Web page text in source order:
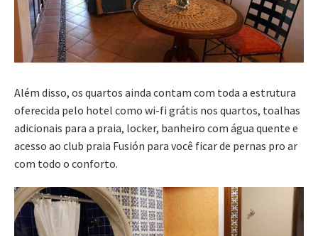
Além disso, os quartos ainda contam com toda a estrutura
oferecida pelo hotel como wi-fi grátis nos quartos, toalhas
adicionais para a praia, locker, banheiro com água quente e
acesso ao club praia Fusión para você ficar de pernas pro ar
com todo o conforto.